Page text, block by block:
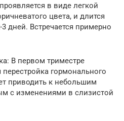
в виде легкой
цвета, и длится
дней. Встречается примерно
В первом триместре
гормонального
приводить к небольшим
с изменениями в слизистой